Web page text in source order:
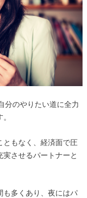
分のやりたい道に全力
ともなく、経済面で圧
させるパートナーと
も多くあり、夜にはパ